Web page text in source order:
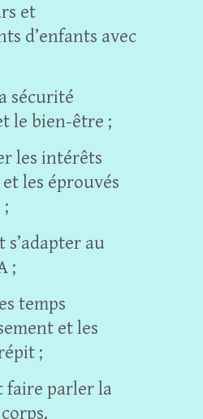
et
d’enfants avec
sécurité
le bien-être ;
les intérêts
les éprouvés
s’adapter au
;
temps
et les
;
faire parler la